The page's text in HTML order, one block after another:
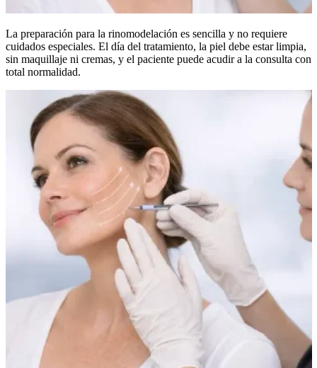
La preparación para la rinomodelación es sencilla y no requiere
cuidados especiales. El día del tratamiento, la piel debe estar limpia,
sin maquillaje ni cremas, y el paciente puede acudir a la consulta con
total normalidad.